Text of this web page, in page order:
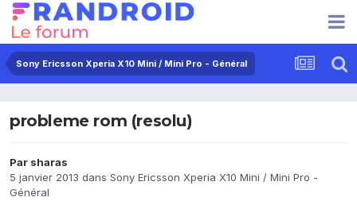
Sony Ericsson Xperia X10 Mini / Mini Pro - Général
probleme rom (resolu)
Par sharas
5 janvier 2013 dans Sony Ericsson Xperia X10 Mini / Mini Pro -
Général